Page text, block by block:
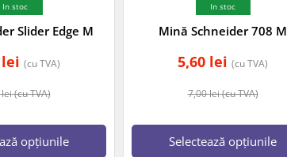
In stoc
Slider Edge M
lei(cu TVA)
lei (cu TVA)
opțiunile
In stoc
Mină Schneider 708 M
7,00lei(cu TVA)
5,60 lei (cu TVA)
Selectează opțiunile